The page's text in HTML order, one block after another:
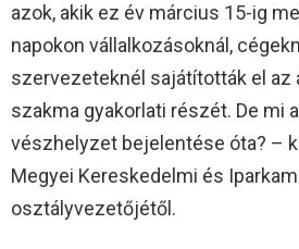
azok, akik ez év március 15-ig
napokon vállalkozásoknál,
szervezeteknél sajátították el az
szakma gyakorlati részét. De mi
vészhelyzet bejelentése óta? –
Megyei Kereskedelmi és
osztályvezetőjétől.